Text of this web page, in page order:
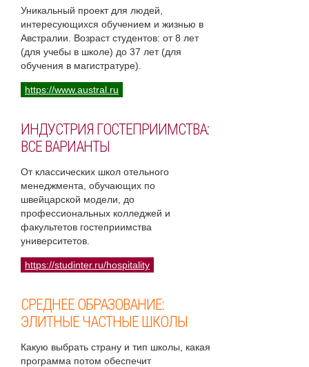
Уникальный проект для людей,
интересующихся обучением и жизнью в
Австралии. Возраст студентов: от 8 лет
(для учебы в школе) до 37 лет (для
обучения в магистратуре).
https://www.austral.ru
ИНДУСТРИЯ ГОСТЕПРИИМСТВА:
ВСЕ ВАРИАНТЫ
От классических школ отельного
менеджмента, обучающих по
швейцарской модели, до
профессиональных колледжей и
факультетов гостеприимства
университетов.
https://studinter.ru/hospitality
СРЕДНЕЕ ОБРАЗОВАНИЕ:
ЭЛИТНЫЕ ЧАСТНЫЕ ШКОЛЫ
Какую выбрать страну и тип школы, какая
программа потом обеспечит